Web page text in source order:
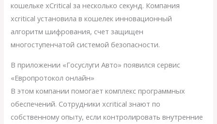
кошельке xCritical за несколько секунд. Компания
xcritical установила в кошелек инновационный
алгоритм шифрования, счет защищен
многоступенчатой системой безопасности.
В приложении «Госуслуги Авто» появился сервис
«Европротокол онлайн»
В этом компании помогает комплекс программных
обеспечений. Сотрудники xcritical знают по
собственному опыту, если контролировать внутренние